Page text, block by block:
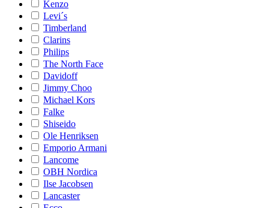
Kenzo
Levi´s
Timberland
Clarins
Philips
The North Face
Davidoff
Jimmy Choo
Michael Kors
Falke
Shiseido
Ole Henriksen
Emporio Armani
Lancome
OBH Nordica
Ilse Jacobsen
Lancaster